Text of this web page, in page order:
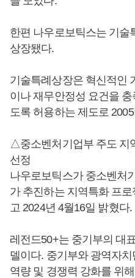
한편 나우로보틱스는 기술
상장됐다.
기술특례상장은 혁신적인
이나 재무안정성 요건을
도록 허용하는 제도로
△중소벤처기업부 주도 지
선정
나우로보틱스가 중소벤처
가 추진하는 지역특화 프로
고 2024년 4월16일 밝혔다.
레전드50+는 중기부의 대
델이다. 중기부와 광역자
역량 및 경쟁력 강화를 위